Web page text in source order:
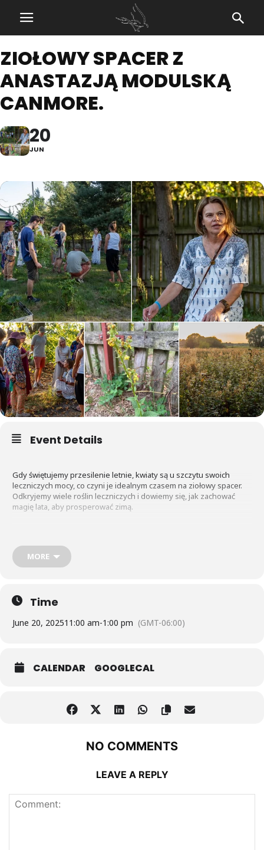
ZIOŁOWY SPACER Z
ANASTAZJĄ MODULSKĄ
CANMORE.
20
JUN
Event Details
Gdy świętujemy przesilenie letnie, kwiaty są u szczytu swoich
leczniczych mocy, co czyni je idealnym czasem na ziołowy spacer.
Odkryjemy wiele roślin leczniczych i dowiemy się, jak zachować
magię lata, aby prosperować zimą.
który harmonijnie integruje się z ziołolecznictwem, aby wspierać
głębokie dobre samopoczucie. Esencje kwiatowe, będąc czysto
MORE
Time
June 20, 202511:00 am-1:00 pm (GMT-06:00)
CALENDAR GOOGLECAL
NO COMMENTS
LEAVE A REPLY